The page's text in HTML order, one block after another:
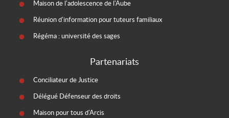
Maison de l'adolescence de l'Aube
Réunion d'information pour tuteurs familiaux
Régéma : université des sages
Partenariats
Conciliateur de Justice
Délégué Défenseur des droits
Maison pour tous d'Arcis